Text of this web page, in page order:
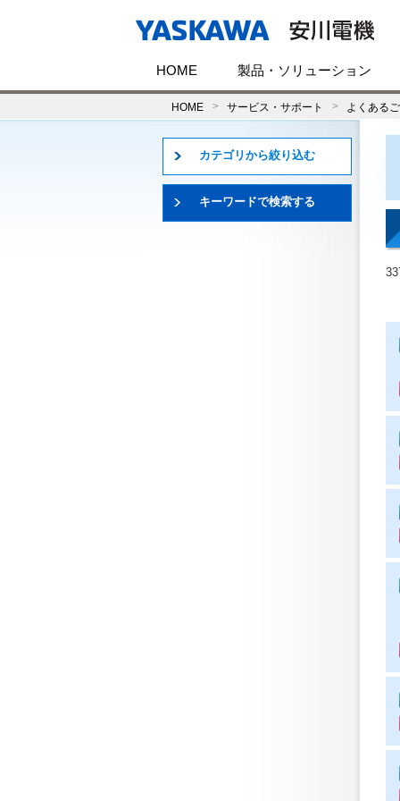
HOME 製品・ソリューション
HOME サービス・サポート よくある
カテゴリから絞り込む
キーワードで検索する